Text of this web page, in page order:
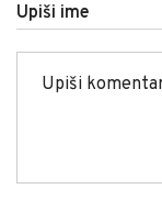
Upiši ime